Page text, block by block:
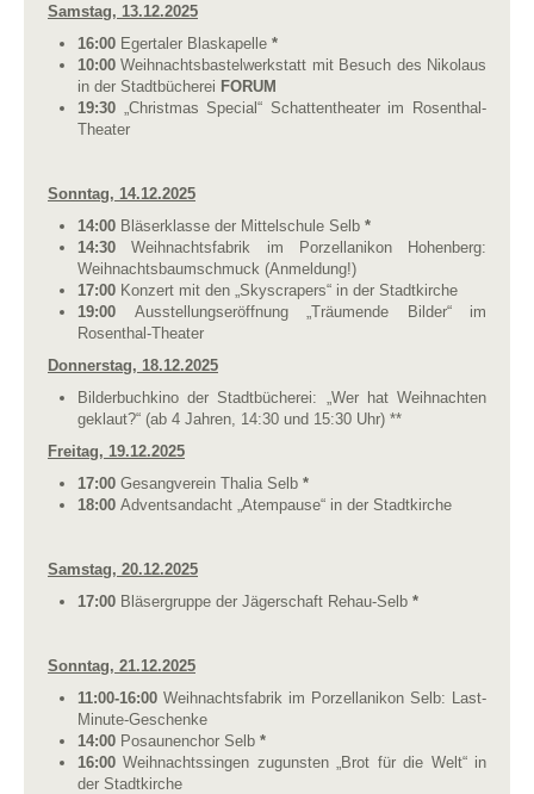
Samstag, 13.12.2025
16:00 Egertaler Blaskapelle *
10:00Weihnachtsbastelwerkstatt mit Besuch des Nikolaus
in der Stadtbücherei FORUM
19:30
„Christmas Special“ Schattentheater im Rosenthal-
Theater
Sonntag, 14.12.2025
14:00 Bläserklasse der Mittelschule Selb *
14:30Weihnachtsfabrik im Porzellanikon Hohenberg:
Weihnachtsbaumschmuck (Anmeldung!)
17:00 Konzert mit den „Skyscrapers“ in der Stadtkirche
19:00 Ausstellungseröffnung „Träumende Bilder“ im
Rosenthal-Theater
Donnerstag, 18.12.2025
Bilderbuchkino der Stadtbücherei: „Wer hat Weihnachten
geklaut?“ (ab 4 Jahren, 14:30 und 15:30 Uhr) **
Freitag, 19.12.2025
17:00 Gesangverein Thalia Selb *
18:00 Adventsandacht „Atempause“ in der Stadtkirche
Samstag, 20.12.2025
17:00 Bläsergruppe der Jägerschaft Rehau-Selb *
Sonntag, 21.12.2025
11:00-16:00 Weihnachtsfabrik im Porzellanikon Selb: Last-
Minute-Geschenke
14:00 Posaunenchor Selb *
16:00Weihnachtssingen zugunsten „Brot für die Welt“ in
der Stadtkirche